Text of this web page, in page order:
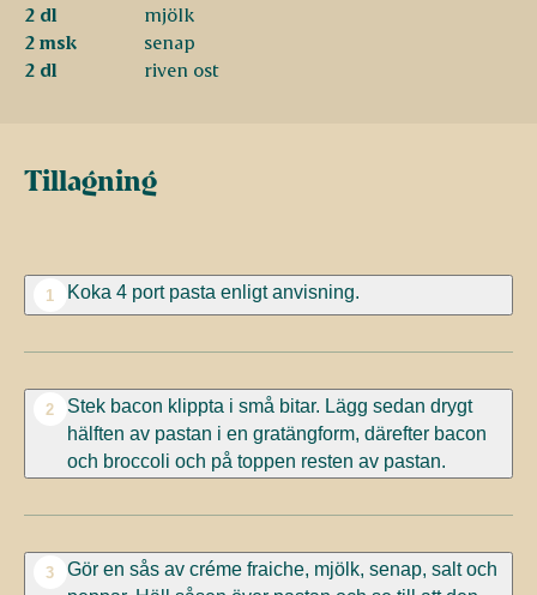
2 dl
mjölk
2 msk
senap
2 dl
riven ost
Tillagning
1 Koka 4 port pasta enligt anvisning.
2
Stek bacon klippta i små bitar. Lägg sedan drygt
hälften av pastan i en gratängform, därefter bacon
och broccoli och på toppen resten av pastan.
3
Gör en sås av créme fraiche, mjölk, senap, salt och